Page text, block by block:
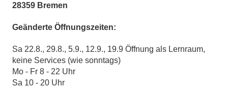
28359 Bremen
Geänderte Öffnungszeiten:
Sa 22.8., 29.8., 5.9., 12.9., 19.9 Öffnung als Lernraum,
keine Services (wie sonntags)
Mo - Fr 8 - 22 Uhr
Sa 10 - 20 Uhr